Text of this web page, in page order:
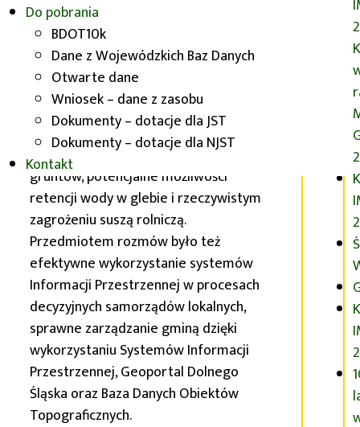
Do pobrania
BDOT10k
Dane z Wojewódzkich Baz Danych
Otwarte dane
Wniosek – dane z zasobu
Dokumenty – dotacje dla JST
Dokumenty – dotacje dla NJST
Kontakt
Uczestnicy spotkania dyskutowali
m.in. o zróżnicowaniu warunków
przyrodniczych i produkcji rolniczej,
zmianach w strukturze użytkowania
gruntów, potencjalne możliwości
retencji wody w glebie i rzeczywistym
zagrożeniu suszą rolniczą.
Przedmiotem rozmów było też
efektywne wykorzystanie systemów
Informacji Przestrzennej w procesach
decyzyjnych samorządów lokalnych,
sprawne zarządzanie gminą dzięki
wykorzystaniu Systemów Informacji
Przestrzennej, Geoportal Dolnego
Śląska oraz Baza Danych Obiektów
Topograficznych.